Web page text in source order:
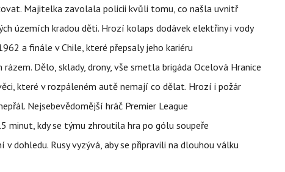
Majitelka zavolala policii kvůli tomu, co našla uvnitř
územích kradou děti. Hrozí kolaps dodávek elektřiny i vody
a finále v Chile, které přepsaly jeho kariéru
Dělo, sklady, drony, vše smetla brigáda Ocelová Hranice
které v rozpáleném autě nemají co dělat. Hrozí i požár
Nejsebevědomější hráč Premier League
minut, kdy se týmu zhroutila hra po gólu soupeře
dohledu. Rusy vyzývá, aby se připravili na dlouhou válku